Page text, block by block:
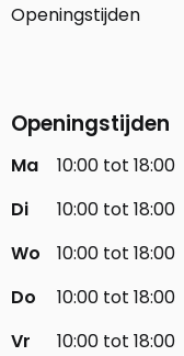
Openingstijden
Openingstijden
Ma
10:00 tot 18:00
Di
10:00 tot 18:00
Wo
10:00 tot 18:00
Do
10:00 tot 18:00
Vr
10:00 tot 18:00